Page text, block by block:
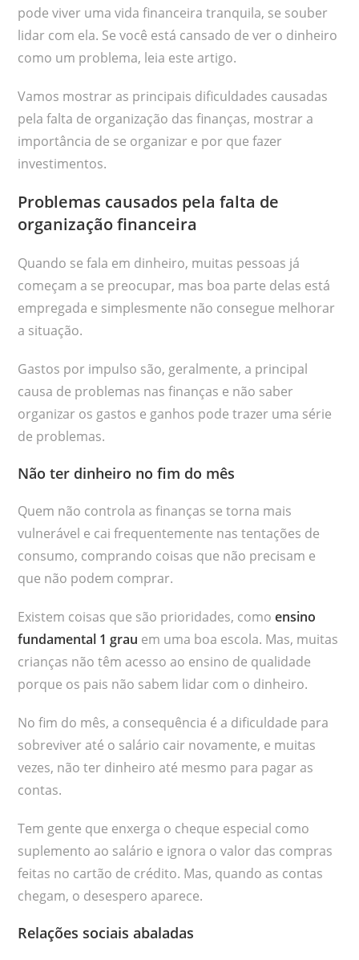
pode viver uma vida financeira tranquila, se souber
lidar com ela. Se você está cansado de ver o dinheiro
como um problema, leia este artigo.
Vamos mostrar as principais dificuldades causadas
pela falta de organização das finanças, mostrar a
importância de se organizar e por que fazer
investimentos.
Problemas causados pela falta de
organização financeira
Quando se fala em dinheiro, muitas pessoas já
começam a se preocupar, mas boa parte delas está
empregada e simplesmente não consegue melhorar
a situação.
Gastos por impulso são, geralmente, a principal
causa de problemas nas finanças e não saber
organizar os gastos e ganhos pode trazer uma série
de problemas.
Não ter dinheiro no fim do mês
Quem não controla as finanças se torna mais
vulnerável e cai frequentemente nas tentações de
consumo, comprando coisas que não precisam e
que não podem comprar.
Existem coisas que são prioridades, comoensino
fundamental 1 grau em uma boa escola. Mas, muitas
crianças não têm acesso ao ensino de qualidade
porque os pais não sabem lidar com o dinheiro.
No fim do mês, a consequência é a dificuldade para
sobreviver até o salário cair novamente, e muitas
vezes, não ter dinheiro até mesmo para pagar as
contas.
Tem gente que enxerga o cheque especial como
suplemento ao salário e ignora o valor das compras
feitas no cartão de crédito. Mas, quando as contas
chegam, o desespero aparece.
Relações sociais abaladas